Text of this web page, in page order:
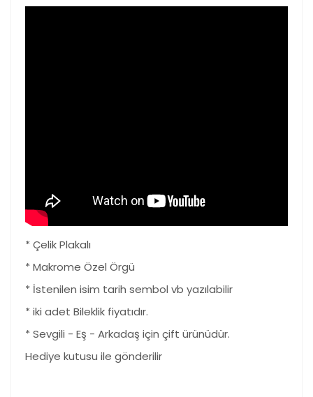
* Çelik Plakalı
* Makrome Özel Örgü
* İstenilen isim tarih sembol vb yazılabilir
* iki adet Bileklik fiyatıdır.
* Sevgili - Eş - Arkadaş için çift ürünüdür.
Hediye kutusu ile gönderilir